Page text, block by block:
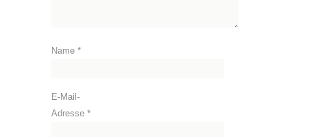
Name *
E-Mail-
Adresse *